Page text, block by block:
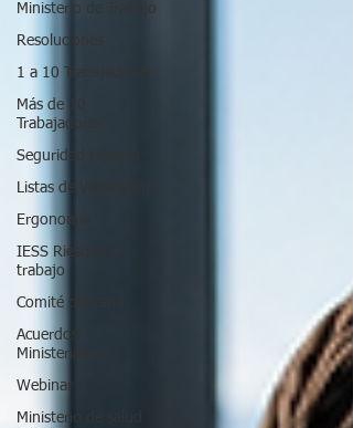
Ministerio de Trabajo
Resoluciones
1 a 10 Trabajadores
Más de 10
Trabajadores
Seguridad Laboral
Listas de Verificación
Ergonomía
IESS Riesgos del
trabajo
Comité paritario
Acuerdos
Ministeriales
Webinar
Ministerio de salud